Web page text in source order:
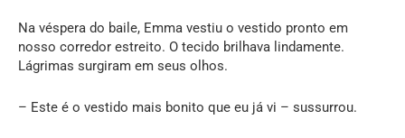
Na véspera do baile, Emma vestiu o vestido pronto em
nosso corredor estreito. O tecido brilhava lindamente.
Lágrimas surgiram em seus olhos.
– Este é o vestido mais bonito que eu já vi – sussurrou.